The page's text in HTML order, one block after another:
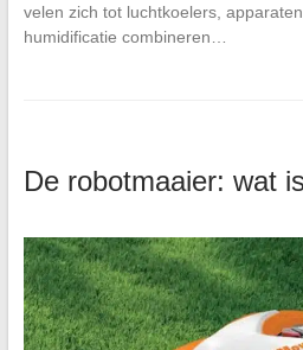
velen zich tot luchtkoelers,
humidificatie combineren…
De robotmaaier: wat